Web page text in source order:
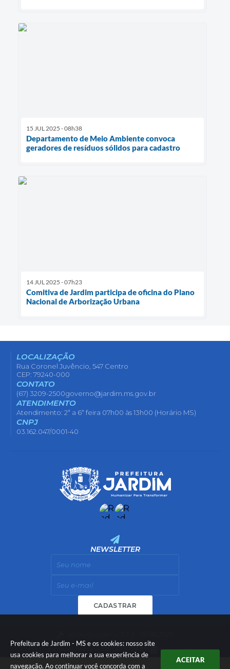
Prefeitura de Jardim - MS e os cookies: nosso site
usa cookies para melhorar a sua experiência de
navegação. Ao continuar você concorda com a
ACEITAR
15 JUL 2025 - 08h38
Departamento de Meio Ambiente convoca
geradores de resíduos sólidos para cadastro
14 JUL 2025 - 07h23
Comitiva de Jardim participa de oficina do Plano
Nacional de Arborização Urbana
LOCALIZAÇÃO
Rua Coronel Juvêncio, 547 Centro
CEP: 79240-000
CONTATO
(67) 3209-2500governo@jardim.ms.gov.br
ATENDIMENTO
Atendimento: 2ª a 6ª feira 07h00 às 13h00 (Horário MS)
CNPJ
03.162.047/0001-40
NEWSLETTER
CADASTRAR
Dados Abertos